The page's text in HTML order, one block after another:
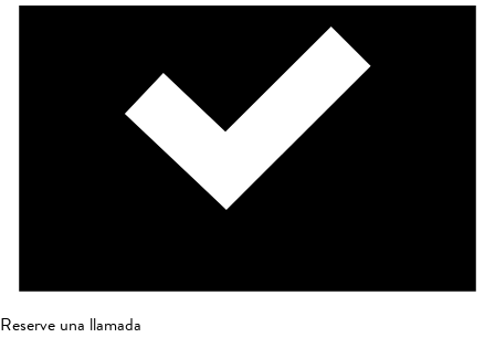
Reserve una llamada